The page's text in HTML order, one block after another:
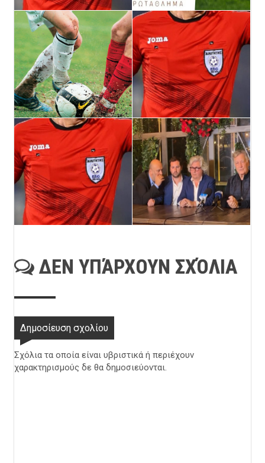
ΔΕΝ ΥΠΆΡΧΟΥΝ ΣΧΌΛΙΑ
Δημοσίευση σχολίου
Σχόλια τα οποία είναι υβριστικά ή περιέχουν
χαρακτηρισμούς δε θα δημοσιεύονται.